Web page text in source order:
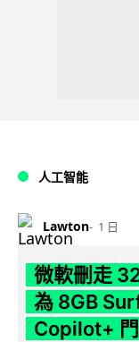
人工智能
Lawton 1 日
微軟刪走
為 8GB
Copilot+